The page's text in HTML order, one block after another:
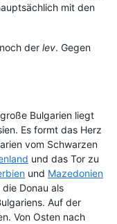
mit den
der lev. Gegen
Bulgarien liegt
Es formt das Herz
vom Schwarzen
und das Tor zu
und Mazedonien
Donau als
Auf der
Von Osten nach